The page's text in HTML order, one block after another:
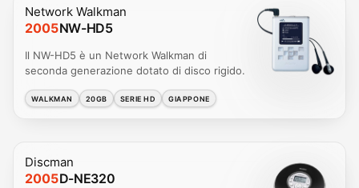
Network Walkman
2005NW-HD5
Il NW-HD5 è un Network Walkman di
seconda generazione dotato di disco rigido.
WALKMAN 20GB SERIE HD GIAPPONE
Discman
2005D-NE320